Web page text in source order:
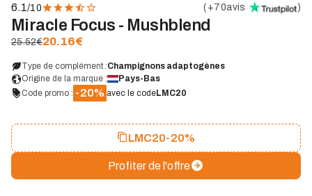
6.1/10 ( +70avis )
Miracle Focus - Mushblend
25.52€20.16€
Type de complément :Champignons adaptogènes
Origine de la marque :
Pays-Bas
Code promo : -20% avec le codeLMC20
LMC20-20%
Profiter de l'offre